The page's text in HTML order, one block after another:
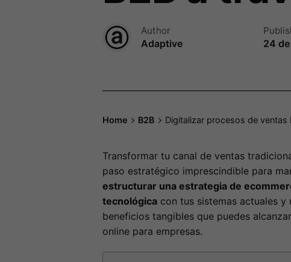
Author
Adaptive
24
Home B2B Digitalizar procesos de
Transformar tu canal de ventas
paso estratégico imprescindible para
estructurar una estrategia de
tecnológicacon tus sistemas actuales y
beneficios tangibles que puedes
online para empresas.